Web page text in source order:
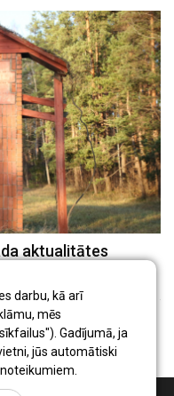
darbu, kā arī
mēs
Gadījumā, ja
jūs automātiski
aktualitātes